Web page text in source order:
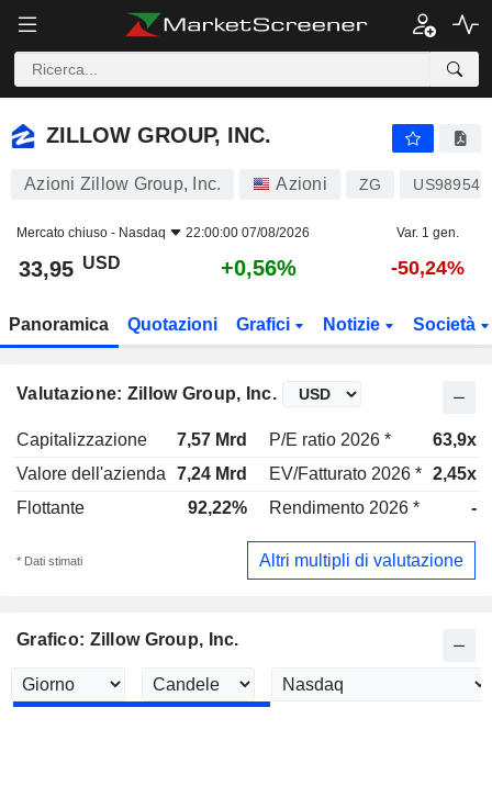
ZILLOW GROUP, INC.
ZILLOW GROUP, INC.
Azioni Zillow Group, Inc. Azioni ZG
Mercato chiuso - Nasdaq 22:00:00 07/08/2026 Var. 1 gen.
33,95 USD +0,56% -50,24%
Panoramica Quotazioni Grafici Notizie Società
Valutazione: Zillow Group, Inc.
Capitalizzazione 7,57 Mrd P/E ratio 2026 *
63,9x
Valore dell'azienda
7,24 Mrd EV/Fatturato 2026 * 2,45x
Flottante
92,22% Rendimento 2026 * -
* Dati stimati Altri multipli di valutazione
Grafico: Zillow Group, Inc.